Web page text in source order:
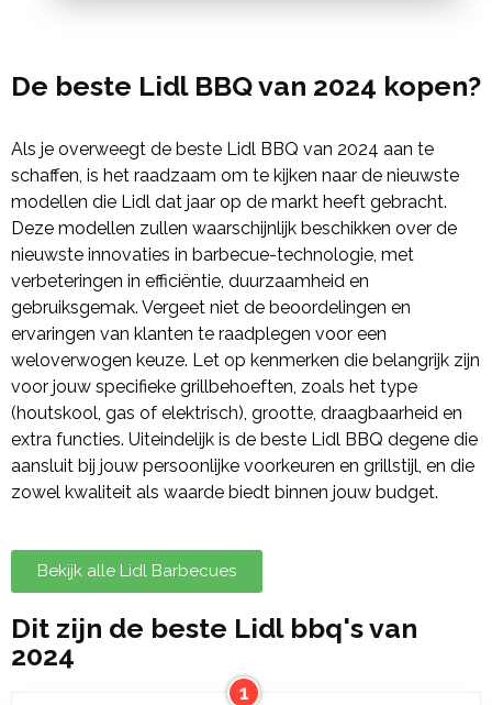
De beste Lidl BBQ van 2024 kopen?
Als je overweegt de beste Lidl BBQ van 2024 aan te
schaffen, is het raadzaam om te kijken naar de nieuwste
modellen die Lidl dat jaar op de markt heeft gebracht.
Deze modellen zullen waarschijnlijk beschikken over de
nieuwste innovaties in barbecue-technologie, met
verbeteringen in efficiëntie, duurzaamheid en
gebruiksgemak. Vergeet niet de beoordelingen en
ervaringen van klanten te raadplegen voor een
weloverwogen keuze. Let op kenmerken die belangrijk zijn
voor jouw specifieke grillbehoeften, zoals het type
(houtskool, gas of elektrisch), grootte, draagbaarheid en
extra functies. Uiteindelijk is de beste Lidl BBQ degene die
aansluit bij jouw persoonlijke voorkeuren en grillstijl, en die
zowel kwaliteit als waarde biedt binnen jouw budget.
Bekijk alle Lidl Barbecues
Dit zijn de beste Lidl bbq's van
2024
1